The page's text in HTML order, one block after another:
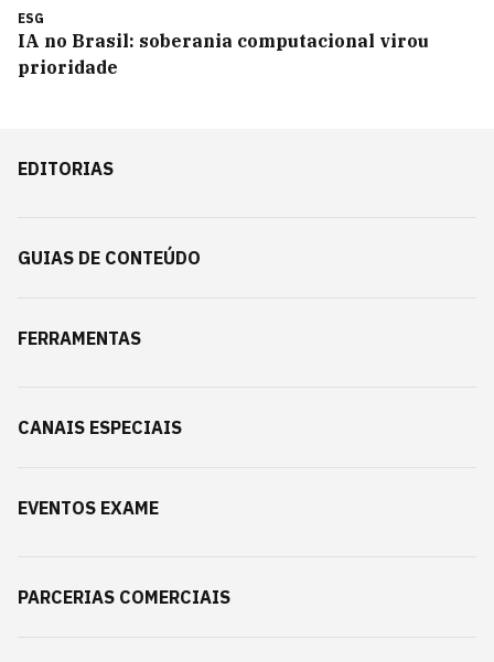
ESG
IA no Brasil: soberania computacional virou
prioridade
EDITORIAS
GUIAS DE CONTEÚDO
FERRAMENTAS
CANAIS ESPECIAIS
EVENTOS EXAME
PARCERIAS COMERCIAIS